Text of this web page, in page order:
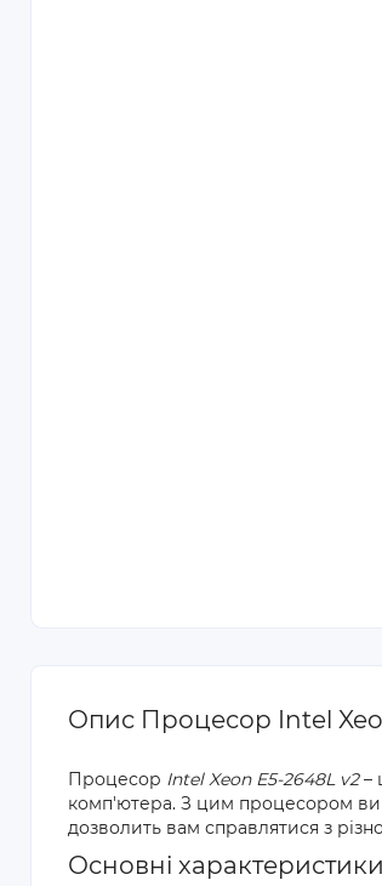
Опис Процесор Intel
Процесор Intel Xeon E5-2648L v2–
комп'ютера. З цим процесором ви
дозволить вам справлятися з
Основні